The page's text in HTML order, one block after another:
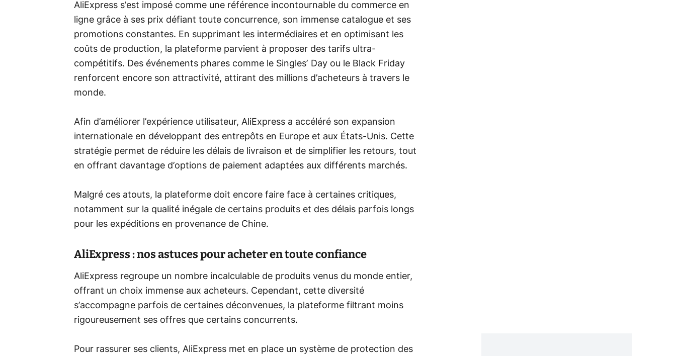
AliExpress s’est imposé comme une référence incontournable du commerce en
ligne grâce à ses prix défiant toute concurrence, son immense catalogue et ses
promotions constantes. En supprimant les intermédiaires et en optimisant les
coûts de production, la plateforme parvient à proposer des tarifs ultra-
compétitifs. Des événements phares comme le Singles’ Day ou le Black Friday
renforcent encore son attractivité, attirant des millions d’acheteurs à travers le
monde.
Afin d’améliorer l’expérience utilisateur, AliExpress a accéléré son expansion
internationale en développant des entrepôts en Europe et aux États-Unis. Cette
stratégie permet de réduire les délais de livraison et de simplifier les retours, tout
en offrant davantage d’options de paiement adaptées aux différents marchés.
Malgré ces atouts, la plateforme doit encore faire face à certaines critiques,
notamment sur la qualité inégale de certains produits et des délais parfois longs
pour les expéditions en provenance de Chine.
AliExpress : nos astuces pour acheter en toute confiance
AliExpress regroupe un nombre incalculable de produits venus du monde entier,
offrant un choix immense aux acheteurs. Cependant, cette diversité
s’accompagne parfois de certaines déconvenues, la plateforme filtrant moins
rigoureusement ses offres que certains concurrents.
Pour rassurer ses clients, AliExpress met en place un système de protection des